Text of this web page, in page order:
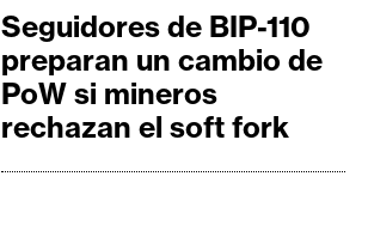
Seguidores de BIP-110
preparan un cambio de
PoW si mineros
rechazan el soft fork